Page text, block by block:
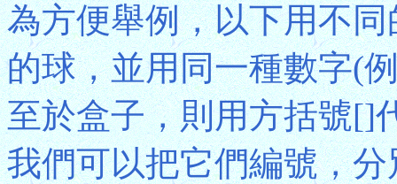
為方便舉例，以下用不
的球，並用同一種數字(
至於盒子，則用方括號[]
我們可以把它們編號，